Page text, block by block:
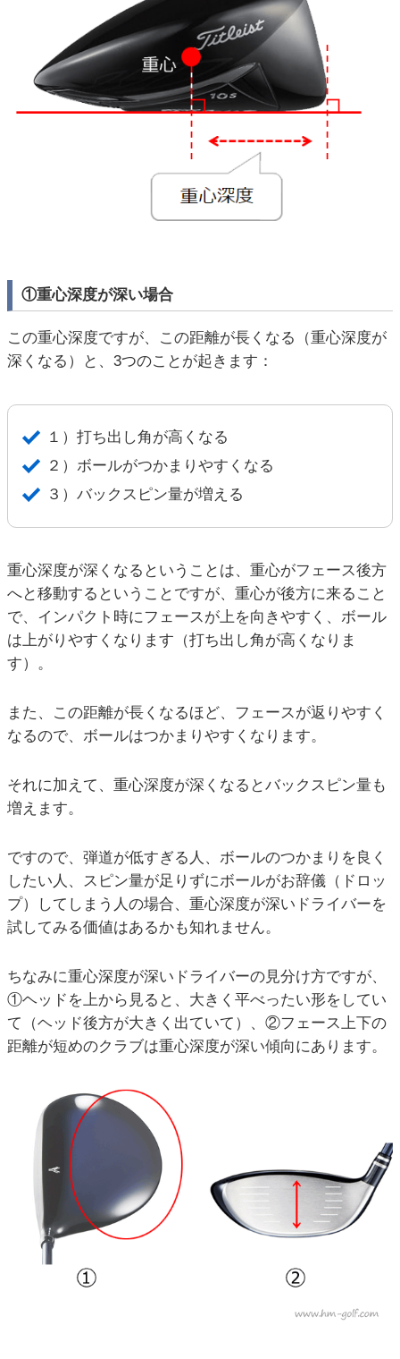
①重心深度が深い場合
この重心深度ですが、この距離が長くなる（重心深度が
深くなる）と、3つのことが起きます：
１）打ち出し角が高くなる
２）ボールがつかまりやすくなる
３）バックスピン量が増える
重心深度が深くなるということは、重心がフェース後方
へと移動するということですが、重心が後方に来ること
で、インパクト時にフェースが上を向きやすく、ボール
は上がりやすくなります（打ち出し角が高くなりま
す）。
また、この距離が長くなるほど、フェースが返りやすく
なるので、ボールはつかまりやすくなります。
それに加えて、重心深度が深くなるとバックスピン量も
増えます。
ですので、弾道が低すぎる人、ボールのつかまりを良く
したい人、スピン量が足りずにボールがお辞儀（ドロッ
プ）してしまう人の場合、重心深度が深いドライバーを
試してみる価値はあるかも知れません。
ちなみに重心深度が深いドライバーの見分け方ですが、
①ヘッドを上から見ると、大きく平べったい形をしてい
て（ヘッド後方が大きく出ていて）、②フェース上下の
距離が短めのクラブは重心深度が深い傾向にあります。